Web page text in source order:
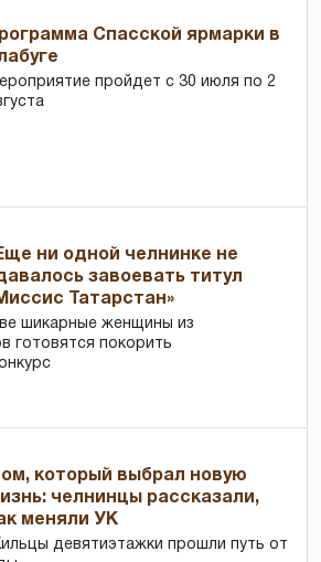
Спасской ярмарки в
пройдет с 30 июля по 2
ни одной челнинке не
завоевать титул
Татарстан»
шикарные женщины из
готовятся покорить
который выбрал новую
челнинцы рассказали,
меняли УК
девятиэтажки прошли путь от